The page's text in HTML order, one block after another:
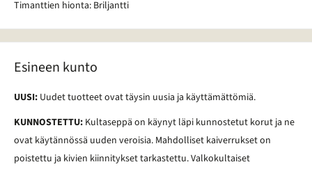
Timanttien hionta: Briljantti
Esineen kunto
UUSI: Uudet tuotteet ovat täysin uusia ja käyttämättömiä.
KUNNOSTETTU: Kultaseppä on käynyt läpi kunnostetut korut ja ne
ovat käytännössä uuden veroisia. Mahdolliset kaiverrukset on
poistettu ja kivien kiinnitykset tarkastettu. Valkokultaiset